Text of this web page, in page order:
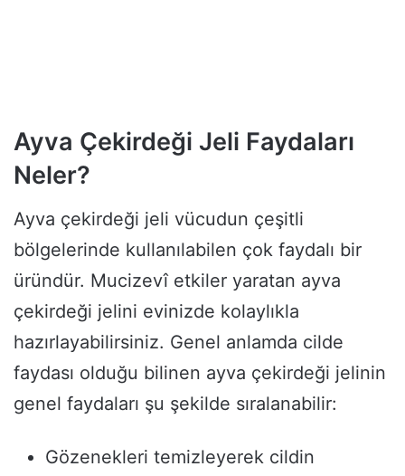
Ayva Çekirdeği Jeli Faydaları
Neler?
Ayva çekirdeği jeli vücudun çeşitli
bölgelerinde kullanılabilen çok faydalı bir
üründür. Mucizevî etkiler yaratan ayva
çekirdeği jelini evinizde kolaylıkla
hazırlayabilirsiniz. Genel anlamda cilde
faydası olduğu bilinen ayva çekirdeği jelinin
genel faydaları şu şekilde sıralanabilir:
Gözenekleri temizleyerek cildin